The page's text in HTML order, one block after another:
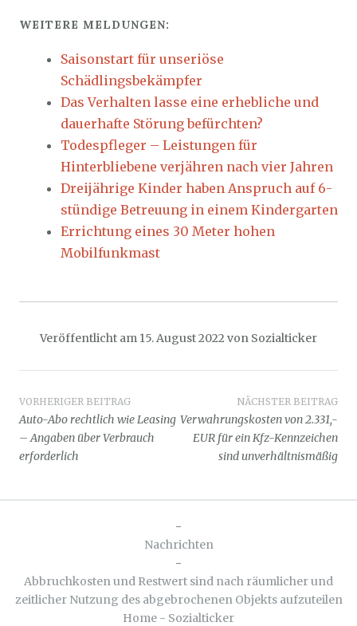
WEITERE MELDUNGEN:
Saisonstart für unseriöse
Schädlingsbekämpfer
Das Verhalten lasse eine erhebliche und
dauerhafte Störung befürchten?
Todespfleger – Leistungen für
Hinterbliebene verjähren nach vier Jahren
Dreijährige Kinder haben Anspruch auf 6-
stündige Betreuung in einem Kindergarten
Errichtung eines 30 Meter hohen
Mobilfunkmast
Veröffentlicht am 15. August 2022 von Sozialticker
Beitragsnavigation
VORHERIGER BEITRAG
Auto-Abo rechtlich wie Leasing
– Angaben über Verbrauch
erforderlich
NÄCHSTER BEITRAG
Verwahrungskosten von 2.331,-
EUR für ein Kfz-Kennzeichen
sind unverhältnismäßig
-
Nachrichten
-
Abbruchkosten und Restwert sind nach räumlicher und
zeitlicher Nutzung des abgebrochenen Objekts aufzuteilen
Home - Sozialticker